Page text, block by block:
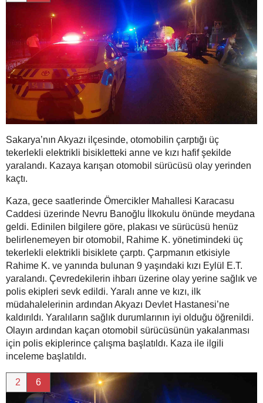
Sakarya’nın Akyazı ilçesinde, otomobilin çarptığı üç
tekerlekli elektrikli bisikletteki anne ve kızı hafif şekilde
yaralandı. Kazaya karışan otomobil sürücüsü olay yerinden
kaçtı.
Kaza, gece saatlerinde Ömercikler Mahallesi Karacasu
Caddesi üzerinde Nevru Banoğlu İlkokulu önünde meydana
geldi. Edinilen bilgilere göre, plakası ve sürücüsü henüz
belirlenemeyen bir otomobil, Rahime K. yönetimindeki üç
tekerlekli elektrikli bisiklete çarptı. Çarpmanın etkisiyle
Rahime K. ve yanında bulunan 9 yaşındaki kızı Eylül E.T.
yaralandı. Çevredekilerin ihbarı üzerine olay yerine sağlık ve
polis ekipleri sevk edildi. Yaralı anne ve kızı, ilk
müdahalelerinin ardından Akyazı Devlet Hastanesi’ne
kaldırıldı. Yaralıların sağlık durumlarının iyi olduğu öğrenildi.
Olayın ardından kaçan otomobil sürücüsünün yakalanması
için polis ekiplerince çalışma başlatıldı. Kaza ile ilgili
inceleme başlatıldı.
2 6